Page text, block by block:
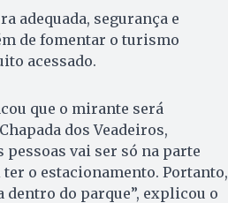
adequada, segurança e
de fomentar o turismo
acessado.
que o mirante será
dos Veadeiros,
pessoas vai ser só na parte
o estacionamento. Portanto,
dentro do parque”, explicou o